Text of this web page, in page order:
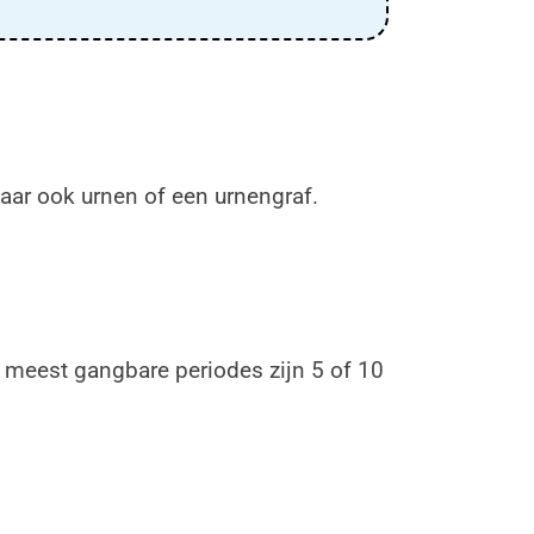
ook urnen of een urnengraf.
gangbare periodes zijn 5 of 10